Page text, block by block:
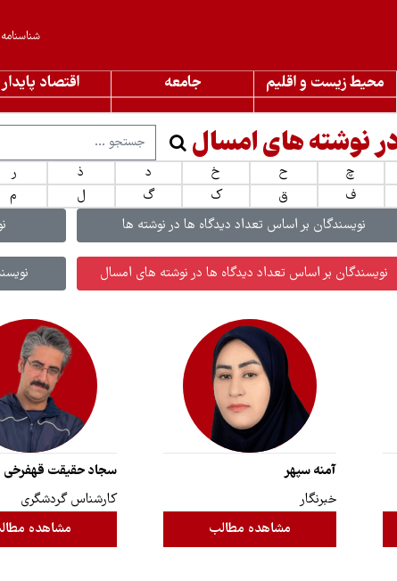
شناسنامه
محیط زیست و اقلیم جامعه اقتصاد پایدار
نوشته های امسال
چ ح خ د ذ ر
ف ق ک گ ل م
نویسندگان بر اساس تعداد دیدگاه ها در نوشته ها
نویسندگان بر اساس تعداد دیدگاه ها در نوشته های امسال
آمنه سپهر
خبرنگار
مشاهده مطالب
سجاد حقیقت قهفرخی
کارشناس گردشگری
مشاهده